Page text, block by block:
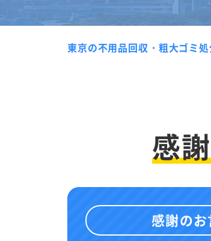
東京の不用品回収・粗大ゴミ
感
感謝の